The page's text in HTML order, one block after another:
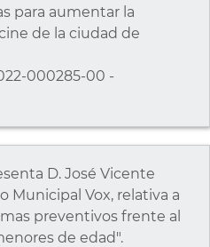
para aumentar la
de la ciudad de
000285-00 -
D. José Vicente
Municipal Vox, relativa a
preventivos frente al
de edad".